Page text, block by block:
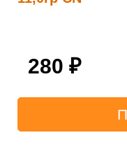
280 ₽